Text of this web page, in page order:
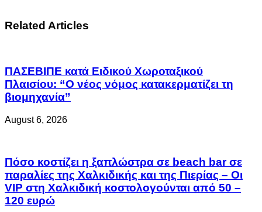
Related Articles
ΠΑΣΕΒΙΠΕ κατά Ειδικού Χωροταξικού
Πλαισίου: “Ο νέος νόμος κατακερματίζει τη
βιομηχανία”
August 6, 2026
Πόσο κοστίζει η ξαπλώστρα σε beach bar σε
παραλίες της Χαλκιδικής και της Πιερίας – Οι
VIP στη Χαλκιδική κοστολογούνται από 50 –
120 ευρώ